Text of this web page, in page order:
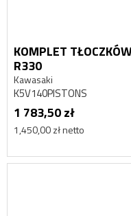
KOMPLET
R330
Kawasaki
K5V140PISTONS
1 783,50 zł
1,450,00 zł netto